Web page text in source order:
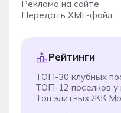
Реклама на сайте
Передать XML-файл
Рейтинги
ТОП-30 клубных
ТОП-12 поселков у
Топ элитных ЖК